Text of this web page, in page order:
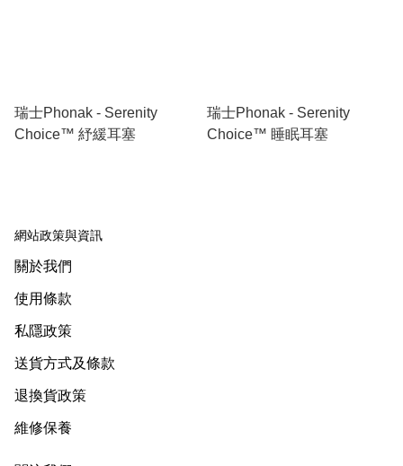
瑞士Phonak - Serenity
Choice™ 紓緩耳塞
瑞士Phonak - Serenity
Choice™ 睡眠耳塞
網站政策與資訊
關於我們
使用條款
私隱政策
送貨方式及條款
退換貨政策
維修保養